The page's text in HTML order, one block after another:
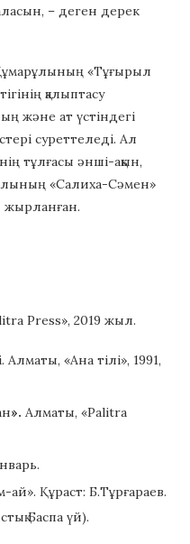
– деген дерек
«Тұғырыл
қалыптасу
және ат үстіндегі
суреттеледі. Ал
тұлғасы әнші-ақын,
«Салиха-Сәмен»
жырланған.
Press», 2019 жыл.
Алматы, «Ана тілі», 1991,
». Алматы, «Palitra
Құраст: Б.Тұрғараев.
Баспа үй).